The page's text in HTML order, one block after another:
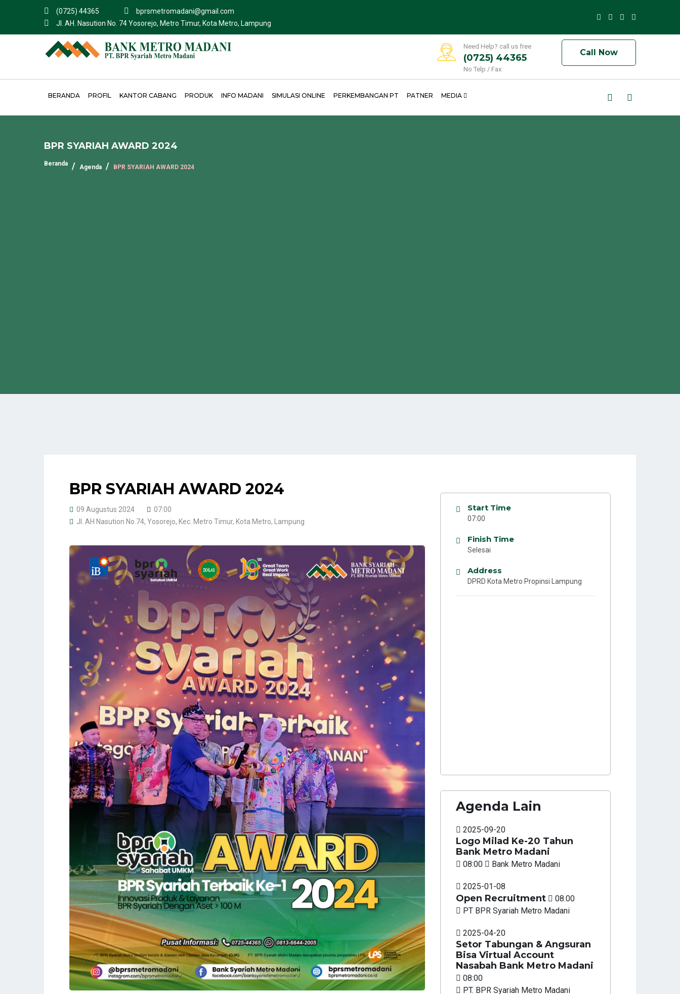
(0725) 44365
bprsmetromadani@gmail.com
Jl. AH. Nasution No. 74 Yosorejo, Metro Timur, Kota Metro, Lampung
Need Help? call us free
(0725) 44365
No Telp / Fax
Call Now
BERANDA PROFIL KANTOR CABANG PRODUK INFO MADANI SIMULASI ONLINE PERKEMBANGAN PT PATNER MEDIA
BPR SYARIAH AWARD 2024
Beranda Agenda BPR SYARIAH AWARD 2024
BPR SYARIAH AWARD 2024
09 Augustus 2024
07:00
Jl. AH Nasution No.74, Yosorejo, Kec. Metro Timur, Kota Metro, Lampung
Start Time
07:00
Finish Time
Selesai
Address
DPRD Kota Metro Propinsi Lampung
Agenda Lain
2025-09-20
Logo Milad Ke-20 Tahun
Bank Metro Madani
08:00 Bank Metro Madani
2025-01-08
Open Recruitment
08.00
PT BPR Syariah Metro Madani
2025-04-20
Setor Tabungan & Angsuran
Bisa Virtual Account
Nasabah Bank Metro Madani
08:00
PT. BPR Syariah Metro Madani